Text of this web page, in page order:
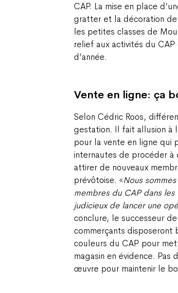
CAP. La mise en place
gratter et la décoration
les petites classes de
relief aux activités du
d’année.
Vente en ligne: ça
Selon Cédric Roos,
gestation. Il fait allusion à
pour la vente en ligne qui
internautes de procéder à
attirer de nouveaux
prévôtoise. «Nous
membres du CAP dans
judicieux de lancer une
conclure, le successeur
commerçants disposeront
couleurs du CAP pour
magasin en évidence.
œuvre pour maintenir le